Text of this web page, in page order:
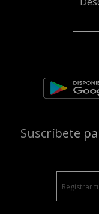
Suscríbete